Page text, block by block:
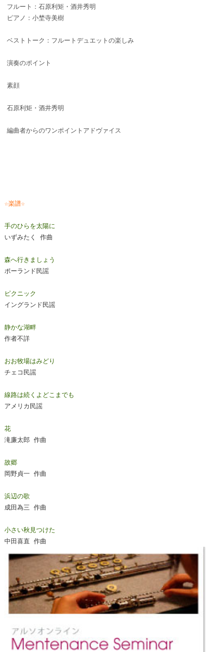
フルート：石原利矩・酒井秀明
ピアノ：小埜寺美樹
ベストトーク：フルートデュエットの楽しみ
演奏のポイント
素顔
石原利矩・酒井秀明
編曲者からのワンポイントアドヴァイス
☆楽譜☆
手のひらを太陽に
いずみたく 作曲
森へ行きましょう
ポーランド民謡
ピクニック
イングランド民謡
静かな湖畔
作者不詳
おお牧場はみどり
チェコ民謡
線路は続くよどこまでも
アメリカ民謡
花
滝廉太郎 作曲
故郷
岡野貞一 作曲
浜辺の歌
成田為三 作曲
小さい秋見つけた
中田喜直 作曲